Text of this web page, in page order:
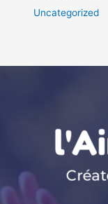
Uncategorized